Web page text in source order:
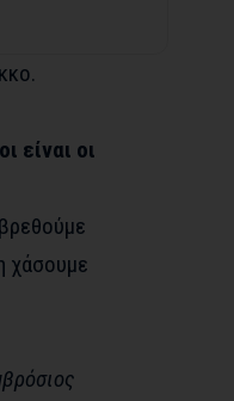
είναι οι
χάσουμε